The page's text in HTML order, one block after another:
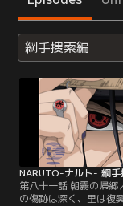
綱手捜索編
第八十一話 朝霧の帰郷
の傷跡は深く、里は復